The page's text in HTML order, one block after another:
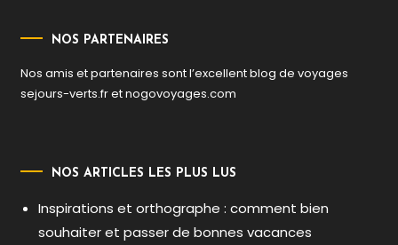
NOS PARTENAIRES
Nos amis et partenaires sont l’excellent blog de voyages
sejours-verts.fretnogovoyages.com
NOS ARTICLES LES PLUS LUS
Inspirations et orthographe : comment bien
souhaiter et passer de bonnes vacances